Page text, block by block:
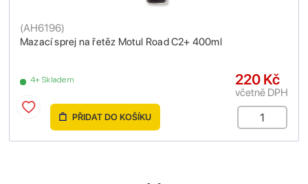
Mazací sprej na řetěz Motul Road C2+ 400ml
(AH6196)
4+ Skladem 220 Kč
včetně DPH
PŘIDAT DO KOŠÍKU